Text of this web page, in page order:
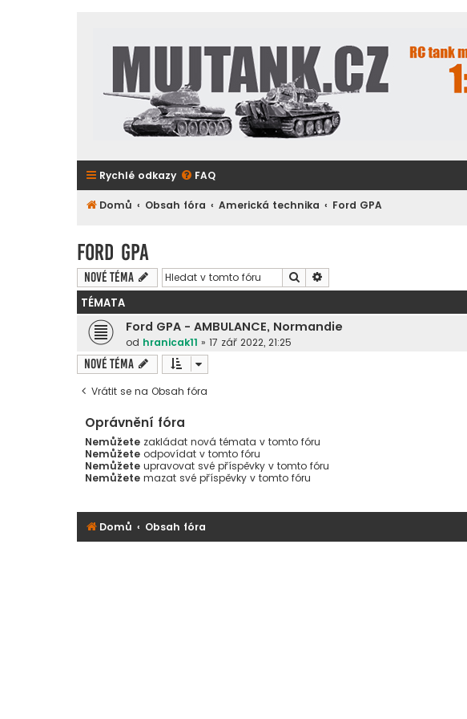
Rychlé odkazy FAQ
Domů Obsah fóra Americká technika Ford GPA
Ford GPA
Nové téma Hledat
TÉMATA
Ford GPA - AMBULANCE, Normandie
od hranicak11 » 17 zář 2022, 21:25
Nové téma
Vrátit se na Obsah fóra
Oprávnění fóra
Nemůžete zakládat nová témata v tomto fóru
Nemůžete odpovídat v tomto fóru
Nemůžete upravovat své příspěvky v tomto fóru
Nemůžete mazat své příspěvky v tomto fóru
Domů Obsah fóra